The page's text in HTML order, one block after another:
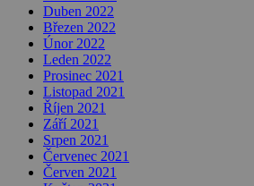
Duben 2022
Březen 2022
Únor 2022
Leden 2022
Prosinec 2021
Listopad 2021
Říjen 2021
Září 2021
Srpen 2021
Červenec 2021
Červen 2021